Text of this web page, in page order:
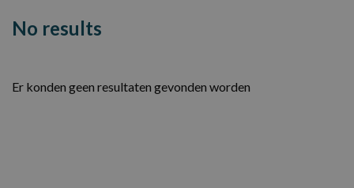
No results
Er konden geen resultaten gevonden worden